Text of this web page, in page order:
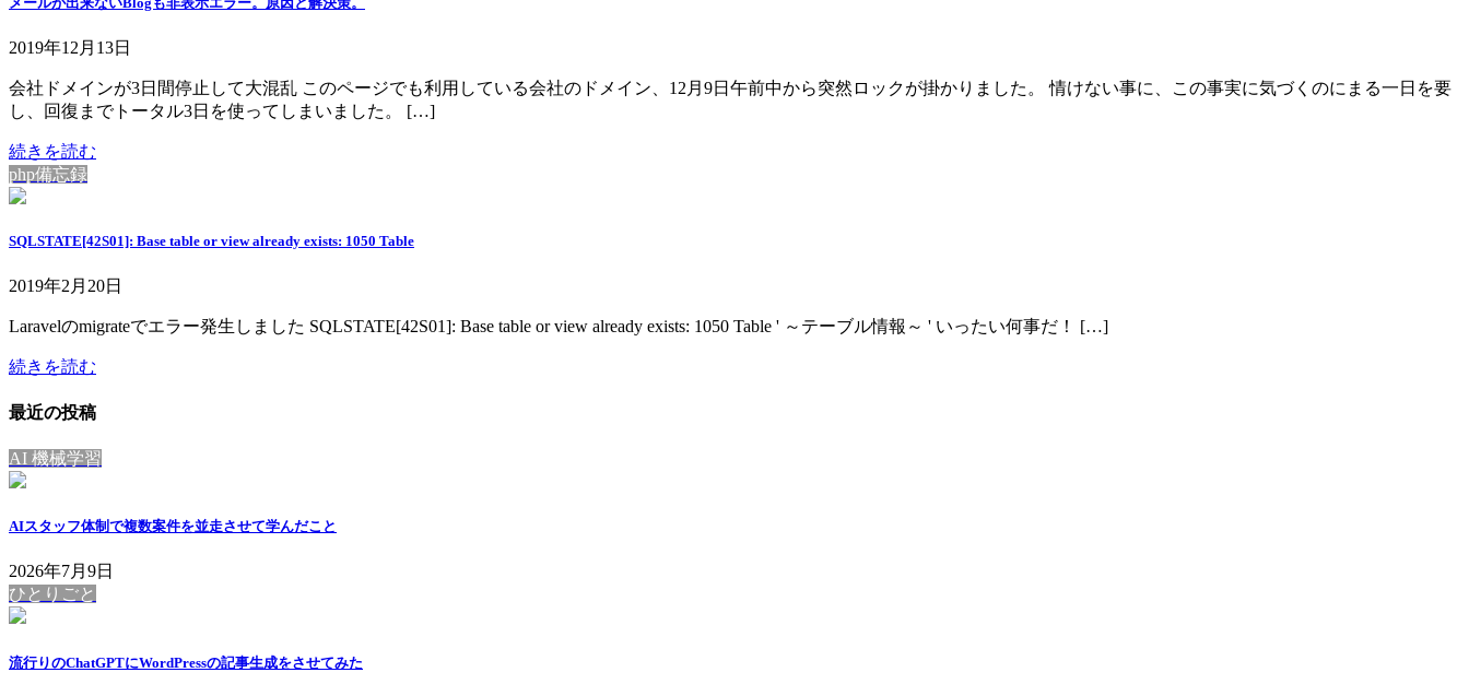
2019年12月13日
会社ドメインが3日間停止して大混乱 このページでも利用している会社のドメイン、12月9日午前中から突然ロックが掛かりました。 情けない事に、この事実に気づくのにまる一日を要
し、回復までトータル3日を使ってしまいました。 […]
続きを読む
php備忘録
SQLSTATE[42S01]: Base table or view already exists: 1050 Table
2019年2月20日
Laravelのmigrateでエラー発生しました SQLSTATE[42S01]: Base table or view already exists: 1050 Table ' ～テーブル情報～ ' いったい何事だ！ […]
続きを読む
最近の投稿
AI 機械学習
AIスタッフ体制で複数案件を並走させて学んだこと
2026年7月9日
ひとりごと
流行りのChatGPTにWordPressの記事生成をさせてみた